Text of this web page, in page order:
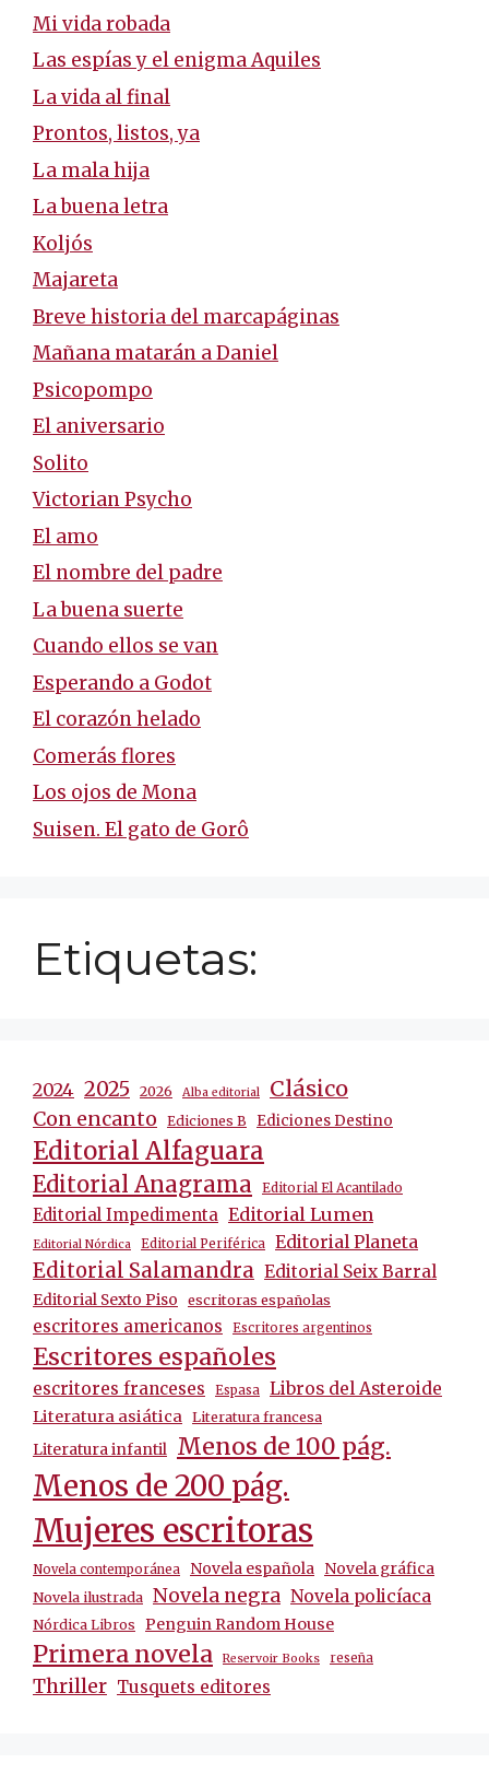
Mi vida robada
Las espías y el enigma Aquiles
La vida al final
Prontos, listos, ya
La mala hija
La buena letra
Koljós
Majareta
Breve historia del marcapáginas
Mañana matarán a Daniel
Psicopompo
El aniversario
Solito
Victorian Psycho
El amo
El nombre del padre
La buena suerte
Cuando ellos se van
Esperando a Godot
El corazón helado
Comerás flores
Los ojos de Mona
Suisen. El gato de Gorô
Etiquetas:
2024 2025 2026 Alba editorial Clásico
Con encanto Ediciones B Ediciones Destino
Editorial Alfaguara
Editorial Anagrama Editorial El Acantilado
Editorial Impedimenta Editorial Lumen
Editorial Nórdica Editorial Periférica Editorial Planeta
Editorial Salamandra Editorial Seix Barral
Editorial Sexto Piso escritoras españolas
escritores americanos Escritores argentinos
Escritores españoles
escritores franceses Espasa Libros del Asteroide
Literatura asiática Literatura francesa
Literatura infantil Menos de 100 pág.
Menos de 200 pág.
Mujeres escritoras
Novela contemporánea Novela española Novela gráfica
Novela ilustrada Novela negra Novela policíaca
Nórdica Libros Penguin Random House
Primera novela Reservoir Books reseña
Thriller Tusquets editores